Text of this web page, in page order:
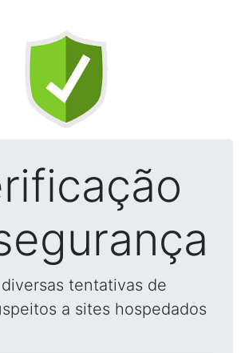
tentativas de
a sites hospedados